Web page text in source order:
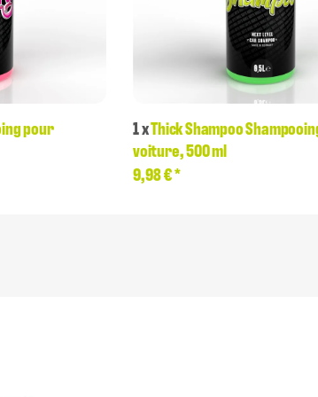
pour
1xThick Shampoo
voiture, 500 ml
9,98 €*